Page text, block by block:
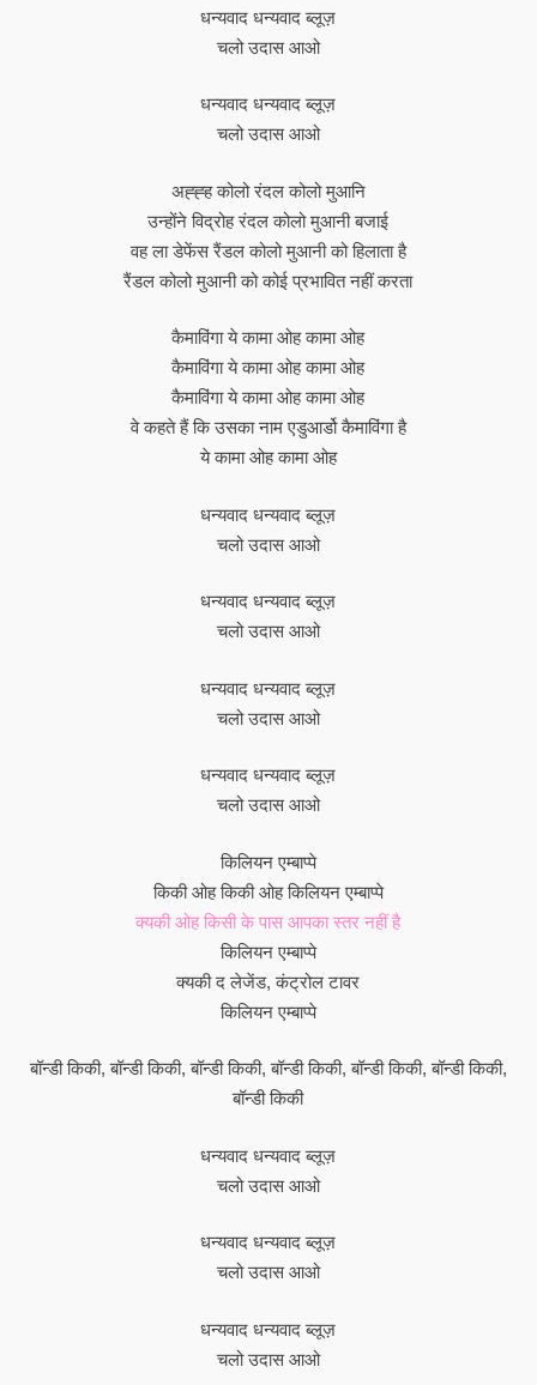
धन्यवाद धन्यवाद ब्लूज़
चलो उदास आओ
धन्यवाद धन्यवाद ब्लूज़
चलो उदास आओ
अह्ह्ह कोलो रंदल कोलो मुआनि
उन्होंने विद्रोह रंदल कोलो मुआनी बजाई
वह ला डेफेंस रैंडल कोलो मुआनी को हिलाता है
रैंडल कोलो मुआनी को कोई प्रभावित नहीं करता
कैमाविंगा ये कामा ओह कामा ओह
कैमाविंगा ये कामा ओह कामा ओह
कैमाविंगा ये कामा ओह कामा ओह
वे कहते हैं कि उसका नाम एडुआर्डो कैमाविंगा है
ये कामा ओह कामा ओह
धन्यवाद धन्यवाद ब्लूज़
चलो उदास आओ
धन्यवाद धन्यवाद ब्लूज़
चलो उदास आओ
धन्यवाद धन्यवाद ब्लूज़
चलो उदास आओ
धन्यवाद धन्यवाद ब्लूज़
चलो उदास आओ
किलियन एम्बाप्पे
किकी ओह किकी ओह किलियन एम्बाप्पे
क्यकी ओह किसी के पास आपका स्तर नहीं है
किलियन एम्बाप्पे
क्यकी द लेजेंड, कंट्रोल टावर
किलियन एम्बाप्पे
बॉन्डी किकी, बॉन्डी किकी, बॉन्डी किकी, बॉन्डी किकी, बॉन्डी किकी, बॉन्डी किकी,
बॉन्डी किकी
धन्यवाद धन्यवाद ब्लूज़
चलो उदास आओ
धन्यवाद धन्यवाद ब्लूज़
चलो उदास आओ
धन्यवाद धन्यवाद ब्लूज़
चलो उदास आओ